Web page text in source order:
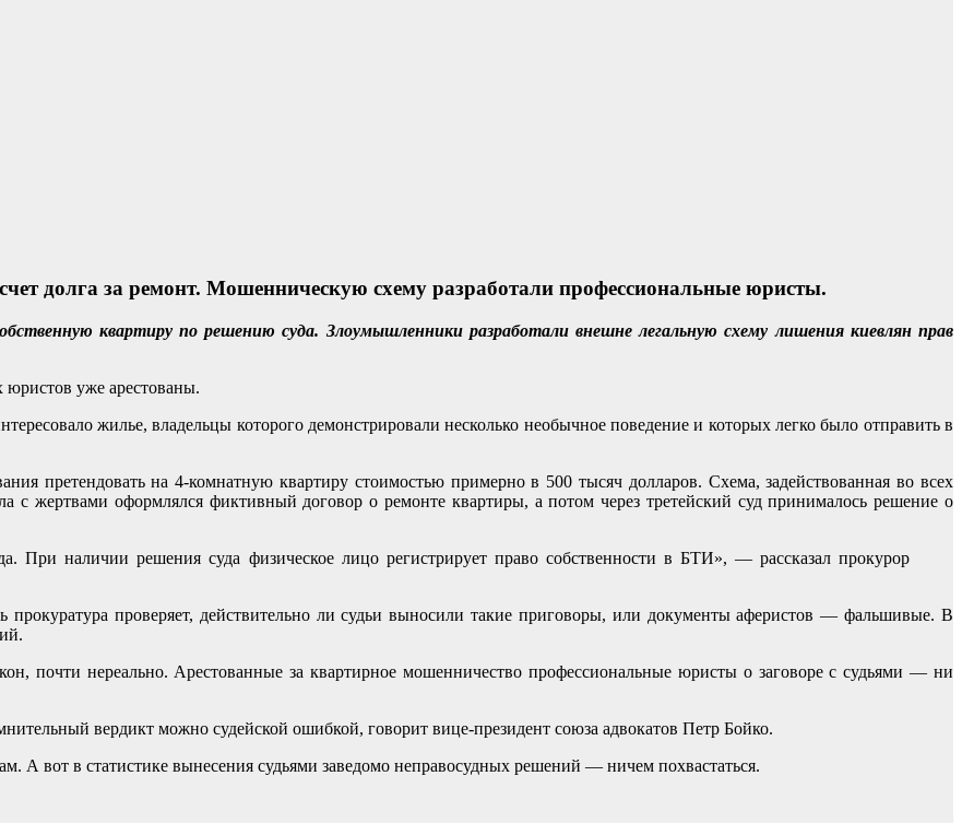
долга за ремонт. Мошенническую схему разработали профессиональные юристы.
квартиру по решению суда. Злоумышленники разработали внешне легальную схему лишения киевлян прав
юристов уже арестованы.
жилье, владельцы которого демонстрировали несколько необычное поведение и которых легко было отправить в
претендовать на 4-комнатную квартиру стоимостью примерно в 500 тысяч долларов. Схема, задействованная во всех
с жертвами оформлялся фиктивный договор о ремонте квартиры, а потом через третейский суд принималось решение о
При наличии решения суда физическое лицо регистрирует право собственности в БТИ», — рассказал прокурор
проверяет, действительно ли судьи выносили такие приговоры, или документы аферистов — фальшивые. В
почти нереально. Арестованные за квартирное мошенничество профессиональные юристы о заговоре с судьями — ни
вердикт можно судейской ошибкой, говорит вице-президент союза адвокатов Петр Бойко.
А вот в статистике вынесения судьями заведомо неправосудных решений — ничем похвастаться.